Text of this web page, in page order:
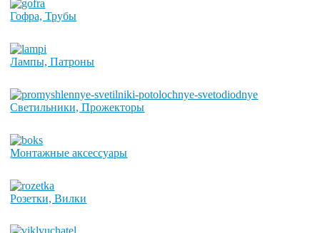
Гофра, Трубы
Лампы, Патроны
Светильники, Прожекторы
Монтажные аксессуары
Розетки, Вилки